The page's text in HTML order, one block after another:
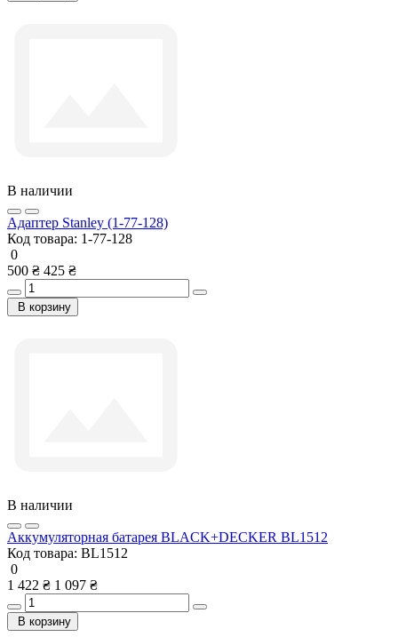
В наличии
Адаптер Stanley (1-77-128)
Код товара: 1-77-128
0
500 ₴ 425 ₴
В корзину
В наличии
Аккумуляторная батарея BLACK+DECKER BL1512
Код товара: BL1512
0
1 422 ₴ 1 097 ₴
В корзину